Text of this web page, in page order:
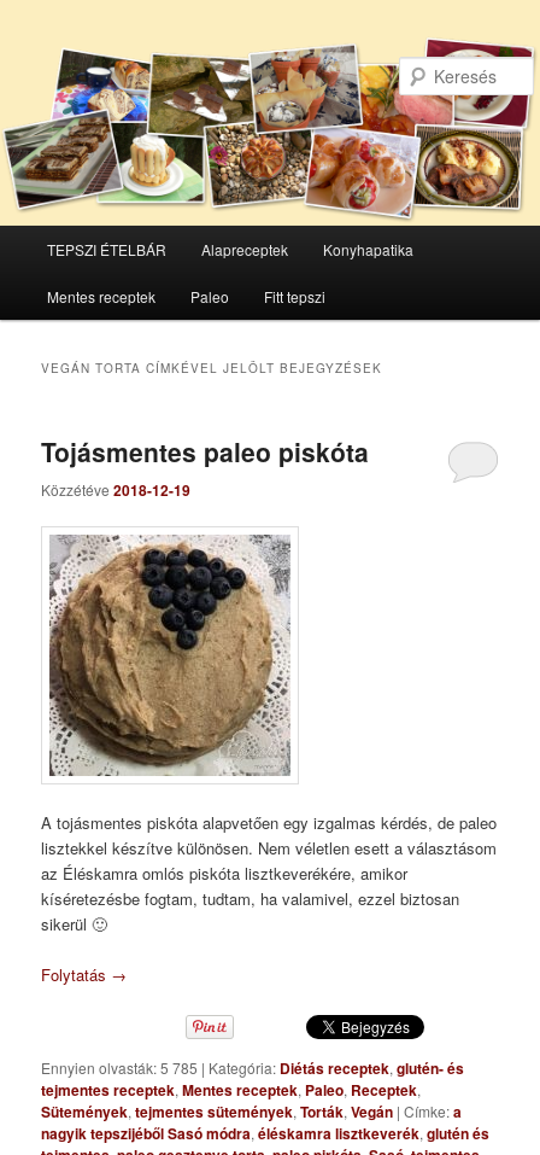
Tovább
az
elsődleges
Tovább
a
másodlagos
TEPSZI ÉTELBÁR Alapreceptek Konyhapatika
Mentes receptek Paleo Fitt tepszi
VEGÁN TORTA CÍMKÉVEL JELÖLT BEJEGYZÉSEK
Tojásmentes paleo piskóta
Közzétéve2018-12-19
A tojásmentes piskóta alapvetően egy izgalmas kérdés, de paleo
lisztekkel készítve különösen. Nem véletlen esett a választásom
az Éléskamra omlós piskóta lisztkeverékére, amikor
kíséretezésbe fogtam, tudtam, ha valamivel, ezzel biztosan
sikerül 🙂
Folytatás →
Ennyien olvasták: 5 785 | Kategória: Diétás receptek,glutén- és
tejmentes receptek,Mentes receptek, Paleo, Receptek,
Sütemények,tejmentes sütemények,Torták,Vegán |Címke:a
nagyik tepszijéből Sasó módra,éléskamra lisztkeverék,glutén és